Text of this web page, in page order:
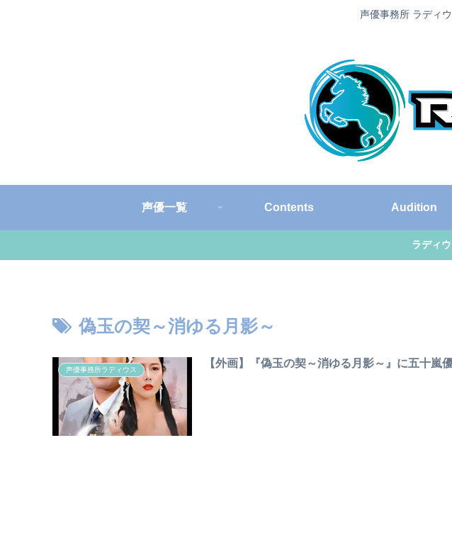
声優事務所 ラディ
声優一覧 Contents Audition
ラディ
偽玉の契～消ゆる月影～
声優事務所ラディウス
【外画】『偽玉の契～消ゆる月影～』に五十嵐